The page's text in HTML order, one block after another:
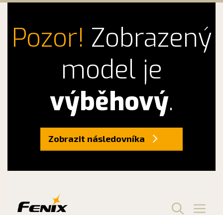
Pozor! Zobrazený
model je
výběhový.
Zobrazit následovníka
Menu